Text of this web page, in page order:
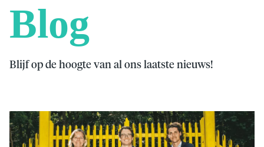
Blog
Blijf op de hoogte van al ons laatste nieuws!